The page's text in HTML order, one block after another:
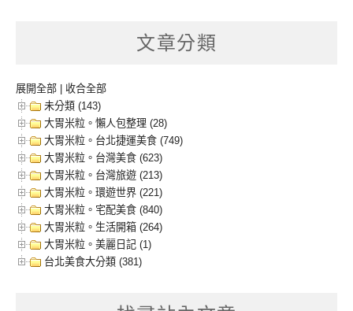
文章分類
展開全部
收合全部
未分類 (143)
大胃米粒。懶人包整理 (28)
大胃米粒。台北捷運美食 (749)
大胃米粒。台灣美食 (623)
大胃米粒。台灣旅遊 (213)
大胃米粒。環遊世界 (221)
大胃米粒。宅配美食 (840)
大胃米粒。生活開箱 (264)
大胃米粒。美麗日記 (1)
台北美食大分類 (381)